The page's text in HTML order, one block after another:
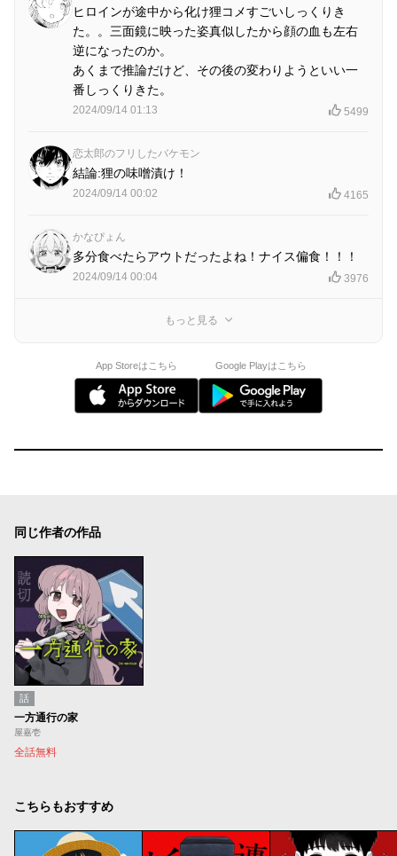
ヒロインが途中から化け狸コメすごいしっくりき
た。。三面鏡に映った姿真似したから顔の血も左右
逆になったのか。
あくまで推論だけど、その後の変わりようといい一
番しっくりきた。
2024/09/14 01:13 5499
恋太郎のフリしたバケモン
結論:狸の味噌漬け！
2024/09/14 00:02 4165
かなぴょん
多分食べたらアウトだったよね！ナイス偏食！！！
2024/09/14 00:04 3976
もっと見る
App Storeはこちら Google Playはこちら
同じ作者の作品
話
一方通行の家
屋嘉壱
全話無料
こちらもおすすめ